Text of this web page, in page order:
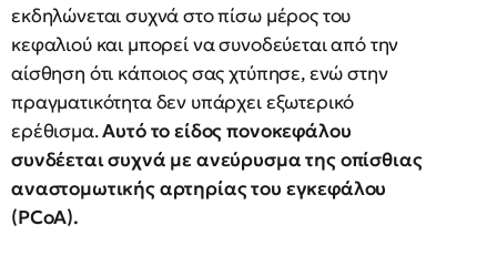
εκδηλώνεται συχνά στο πίσω μέρος του
κεφαλιού και μπορεί να συνοδεύεται από την
αίσθηση ότι κάποιος σας χτύπησε, ενώ στην
πραγματικότητα δεν υπάρχει εξωτερικό
ερέθισμα.Αυτό το είδος πονοκεφάλου
συνδέεται συχνά με ανεύρυσμα της οπίσθιας
αναστομωτικής αρτηρίας του εγκεφάλου
(PCoA).